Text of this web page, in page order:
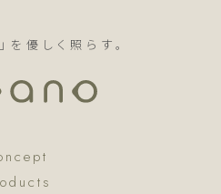
を優しく照らす。